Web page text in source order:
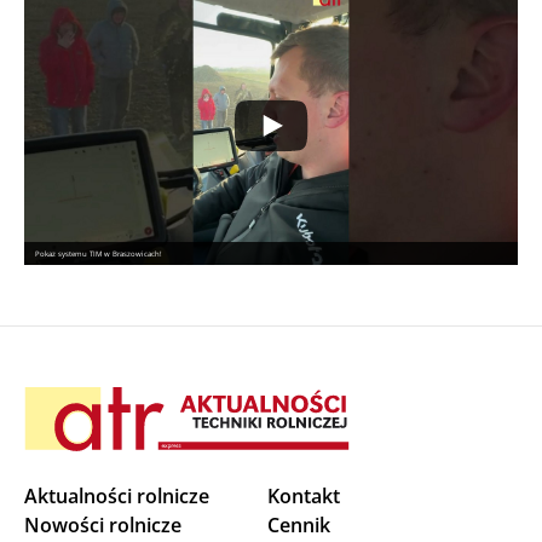
Pokaz systemu TIM w Braszowicach!
Aktualności rolnicze
Nowości rolnicze
Kontakt
Cennik